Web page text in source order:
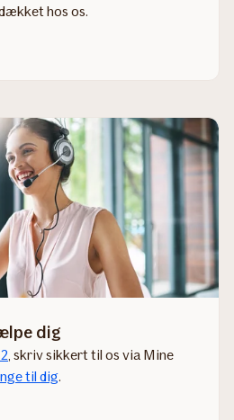
hos os.
dig
, skriv sikkert til os via Mine
til dig​.​​​​​​​​​